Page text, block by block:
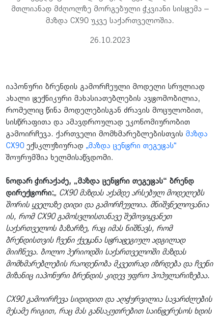
მთლიანად მძღოლზე მორგებული ჭკვიანი სისტემა –
მაზდა CX90 უკვე საქართველოშია.
26.10.2023
იაპონური ბრენდის გამორჩეული მოდელი სრულიად
ახალი ტექნიკური მახასიათებლების ავტომობილია,
რომელიც წინა მოდელებისგან ძრავის მოცულობით,
სისწრაფითა და ამავდროულად ეკონომიურობით
გამოირჩევა. ქართველი მომხმარებლებისთვის მაზდა
CX90 ექსკლუზიურად „მაზდა ცენტრი თეგეტას“
შოურუმშია ხელმისაწვდომი.
ნოდარ ჭირაქაძე, „მაზდა ცენტრი თეგეტას“ ბრენდ
დირექტორი:„ CX90 მაზდას აქამდე არსებულ მოდელებს
შორის ყველაზე დიდი და გამორჩეულია. მნიშვნელოვანია
ის, რომ CX90 გამოსვლისთანავე შემოვიყვანეთ
საქართველოს ბაზარზე, რაც იმას ნიშნავს, რომ
ბრენდისთვის ჩვენი ქვეყანა სტრატეგიულ ადგილად
მიიჩნევა. ბოლო პერიოდში საქართველოში მაზდას
მომხმარებლების რაოდენობა მკვეთრად იზრდება და ჩვენი
მიზანიც იაპონური ბრენდის კიდევ უფრო პოპულარიზებაა.
CX90 გამოირჩევა სიდიდით და აღჭურვილია სავარძლების
მესამე რიგით, რაც მას განსაკუთრებით საინტერესოს ხდის